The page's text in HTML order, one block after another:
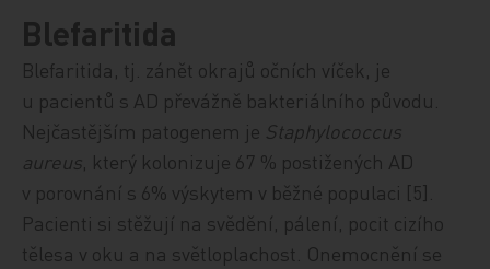
Blefaritida
Blefaritida, tj. zánět okrajů očních víček, je
u pacientů s AD převážně bakteriálního původu.
Nejčastějším patogenem je Staphylococcus
aureus , který kolonizuje 67 % postižených AD
v porovnání s 6% výskytem v běžné populaci [5].
Pacienti si stěžují na svědění, pálení, pocit cizího
tělesa v oku a na světloplachost. Onemocnění se